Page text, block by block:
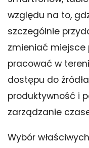
względu na to,
szczególnie
zmieniać
pracować w
dostępu do
produktywność i
zarządzanie
Wybór